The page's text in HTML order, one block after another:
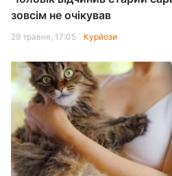
зовсім не очікував
29 травня, 17:05 Курйози